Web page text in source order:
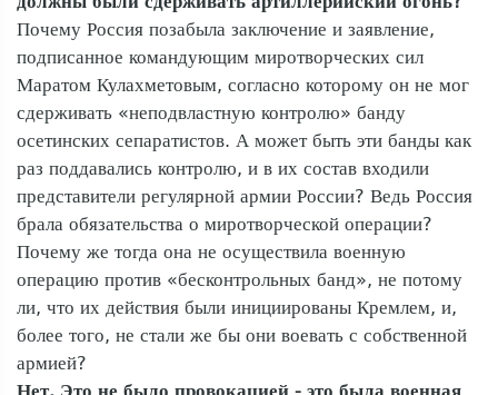
Почему Россия позабыла заключение и заявление,
подписанное командующим миротворческих сил
Маратом Кулахметовым, согласно которому он не мог
сдерживать «неподвластную контролю» банду
осетинских сепаратистов. А может быть эти банды как
раз поддавались контролю, и в их состав входили
представители регулярной армии России? Ведь Россия
брала обязательства о миротворческой операции?
Почему же тогда она не осуществила военную
операцию против «бесконтрольных банд», не потому
ли, что их действия были инициированы Кремлем, и,
более того, не стали же бы они воевать с собственной
армией?